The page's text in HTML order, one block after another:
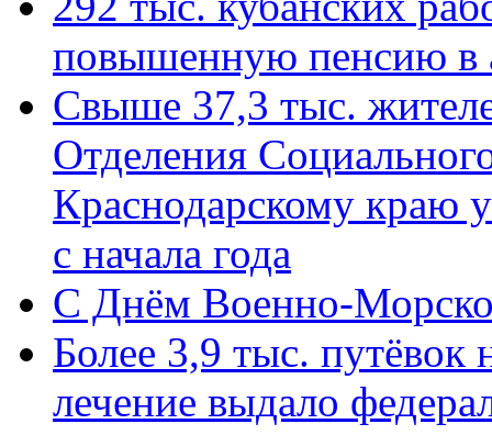
повышенную пенсию в
Свыше 37,3 тыс.
Отделения
Краснодарскому краю
с начала года
C Днём Военно-
Более 3,9 тыс. путёвок
лечение выдало